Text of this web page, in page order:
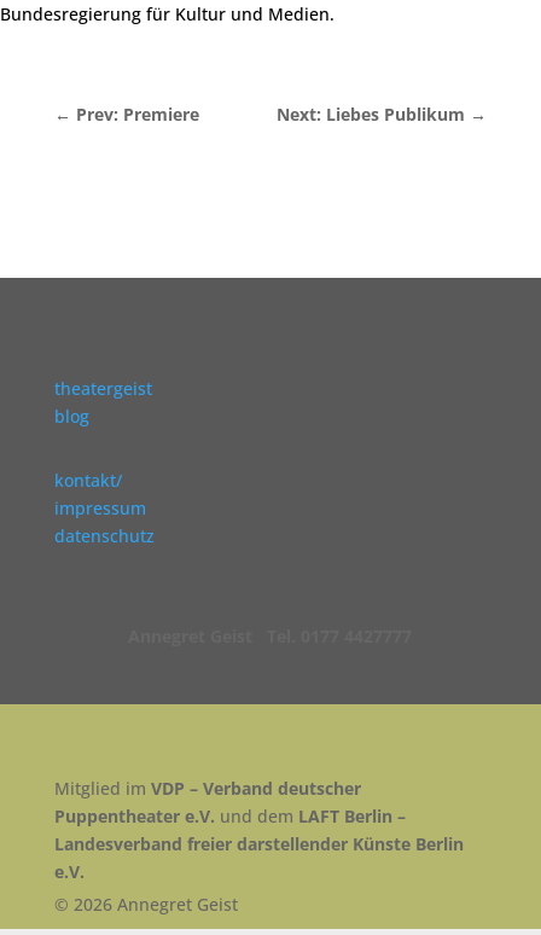
Bundesregierung für Kultur und Medien.
← Prev: Premiere Next: Liebes Publikum →
theatergeist
blog
kontakt/
impressum
datenschutz
Mitglied im VDP – Verband deutscher
Puppentheater e.V. und dem LAFT Berlin –
Landesverband freier darstellender Künste Berlin
e.V.
© 2026 Annegret Geist